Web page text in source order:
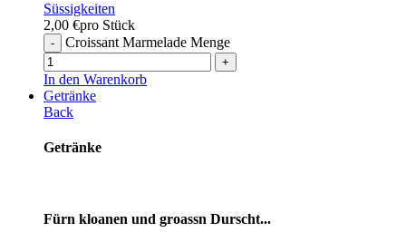
Süssigkeiten
2,00 €pro Stück
Croissant Marmelade Menge
In den Warenkorb
Getränke
Back
Getränke
Fürn kloanen und groassn Durscht...